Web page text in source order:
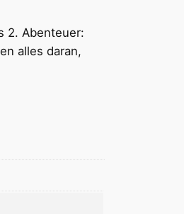
2. Abenteuer:
alles daran,